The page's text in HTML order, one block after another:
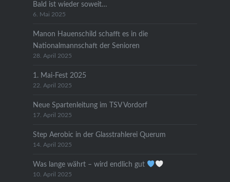
Bald ist wieder soweit…
6. Mai 2025
Manon Hauenschild schafft es in die
Nationalmannschaft der Senioren
28. April 2025
1. Mai-Fest 2025
22. April 2025
Neue Spartenleitung im TSV Vordorf
17. April 2025
Step Aerobic in der Glasstrahlerei Querum
14. April 2025
Was lange währt – wird endlich gut
10. April 2025